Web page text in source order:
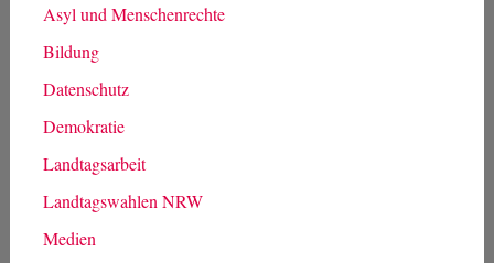
Asyl und Menschenrechte
Bildung
Datenschutz
Demokratie
Landtagsarbeit
Landtagswahlen NRW
Medien